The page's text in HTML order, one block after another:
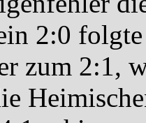
2:0
zum 2:1,